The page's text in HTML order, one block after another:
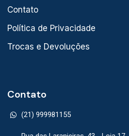
Contato
Política de Privacidade
Trocas e Devoluções
Contato
(21) 999981155